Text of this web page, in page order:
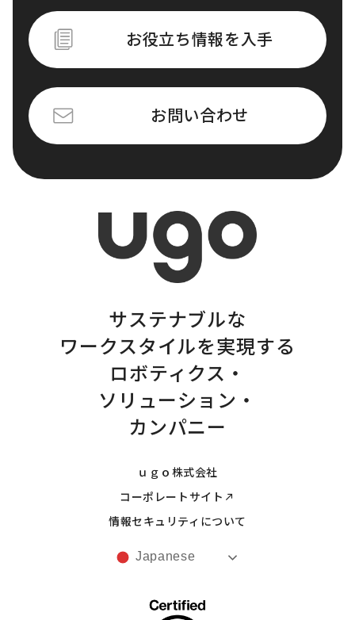
お役立ち情報を入手
お問い合わせ
サステナブルな
ワークスタイルを実現する
ロボティクス・
ソリューション・
カンパニー
ｕｇｏ株式会社
コーポレートサイト
情報セキュリティについて
Japanese